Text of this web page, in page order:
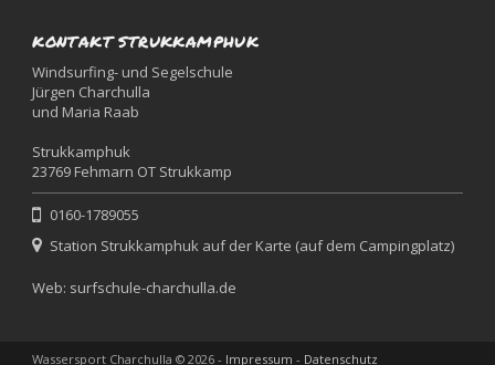
KONTAKT STRUKKAMPHUK
Windsurfing- und Segelschule
Jürgen Charchulla
und Maria Raab
Strukkamphuk
23769 Fehmarn OT Strukkamp
0160-1789055
Station Strukkamphuk auf der Karte (auf dem Campingplatz)
Web: surfschule-charchulla.de
Wassersport Charchulla © 2026 - Impressum - Datenschutz